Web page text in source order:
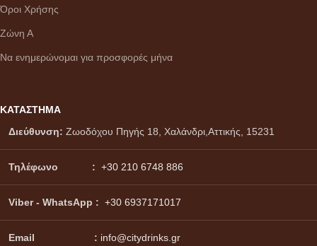
Όροι Χρήσης
Ζώνη Α
Να ενημερώνομαι για προσφορές μήνα
ΚΑΤΑΣΤΗΜΑ
Διεύθυνση: Ζωοδόχου Πηγής 18, Χαλάνδρι,Αττικής, 15231
Τηλέφωνο : +30 210 6748 886
Viber - WhatsApp : +30 6937171017
Email : info@citydrinks.gr